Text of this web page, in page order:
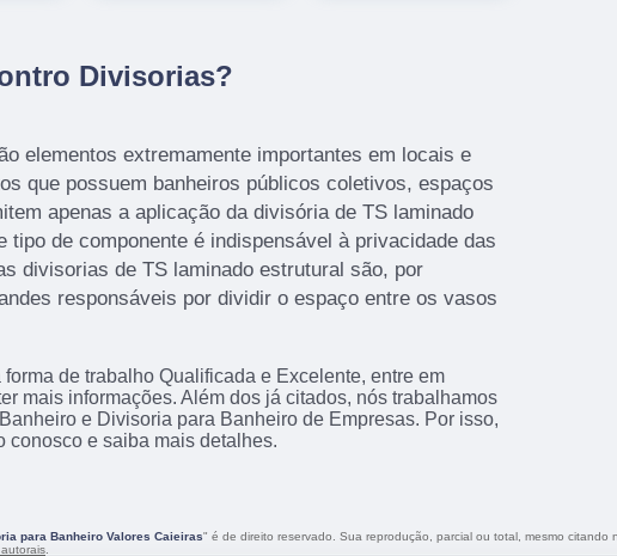
Divisorias?
elementos extremamente importantes em locais e
que possuem banheiros públicos coletivos, espaços
apenas a aplicação da divisória de TS laminado
tipo de componente é indispensável à privacidade das
divisorias de TS laminado estrutural são, por
responsáveis por dividir o espaço entre os vasos
forma de trabalho Qualificada e Excelente, entre em
mais informações. Além dos já citados, nós trabalhamos
e Divisoria para Banheiro de Empresas. Por isso,
conosco e saiba mais detalhes.
para Banheiro Valores Caieiras" é de direito reservado. Sua reprodução, parcial ou total, mesmo
.